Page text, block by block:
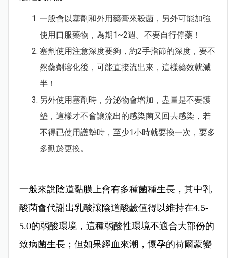
一般會以塞劑和外用藥膏來殺菌，另外可能加強
使用口服藥物，為期1~2週。不要自行停藥！
塞劑使用注意深度要夠，約2手指節的深度，要不
然藥劑溶化後，可能直接流出來，這樣藥效就減
半！
另外使用塞劑時，分泌物會增加，盡量是不要護
墊，這樣才不會讓流出的感染菌又回去感染，若
不得已使用護墊時，至少1小時就要換一次，要多
多勤於更換。
一般來說陰道黏膜上會有多種菌種生長，其中乳
酸菌會代謝出乳酸讓陰道酸鹼值得以維持在4.5-
5.0的弱酸環境，這種弱酸性環境不適合大部份的
致病菌生長；但如果經血來潮，懷孕的荷爾蒙變